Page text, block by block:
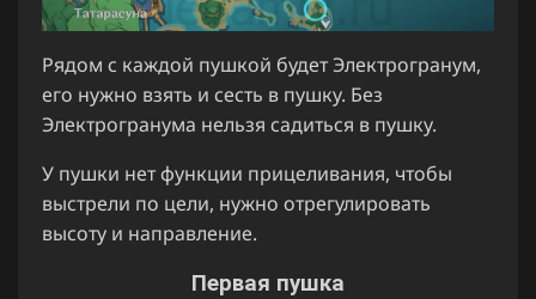
Рядом с каждой пушкой будет Электрогранум,
его нужно взять и сесть в пушку. Без
Электрогранума нельзя садиться в пушку.
У пушки нет функции прицеливания, чтобы
выстрели по цели, нужно отрегулировать
высоту и направление.
Первая пушка